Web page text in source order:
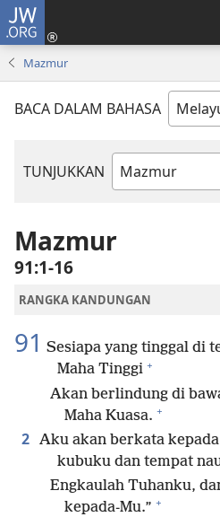
JW.ORG
Mazmur
BACA DALAM BAHASA
TUNJUKKAN
Buku
Mazmur
91:1-16
RANGKA KANDUNGAN
91 Sesiapa yang tinggal di
Maha Tinggi +
Akan berlindung di
Maha Kuasa. +
2 Aku akan berkata
kubuku dan tempat
Engkaulah Tuhanku,
kepada-Mu.” +